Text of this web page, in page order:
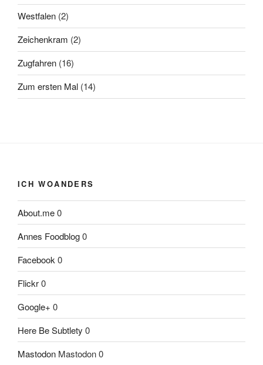
Westfalen (2)
Zeichenkram (2)
Zugfahren (16)
Zum ersten Mal (14)
ICH WOANDERS
About.me0
Annes Foodblog0
Facebook 0
Flickr0
Google+ 0
Here Be Subtlety 0
Mastodon Mastodon 0